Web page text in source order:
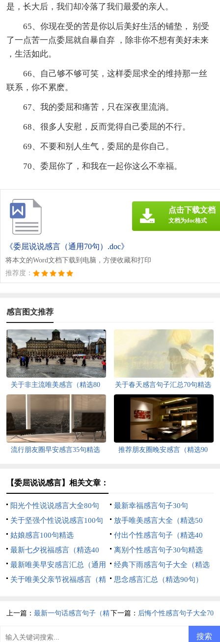
是，长大后，我们却冷落了我们最爱的亲人。
65、你现在受的苦是你以后美好生活的铺垫， 别受
了一点苦一点委屈就自暴自弃 ，除非你不想有美好未来
，生活如此。
66、自己够不够可笑，这样委屈求全的维持那一丝
联系，你不累麽。
67、我的委屈和痛苦，只在深夜里流淌。
68、很多人安慰，反而觉得自己委屈的不行。
69、不要和别人生气，委屈的是你自己。
70、委屈你了，和我在一起你这么不幸福。
《委屈说说感言（通用70句）.doc》
将本文的Word文档下载到电脑，方便收藏和打印
推荐度：
点击下载文档
文档为doc格式
感言图文推荐
关于非主流唯美感言（精选80
句）
关于春天感言句子汇总70句精选
流行朋友圈早安感言35句精选
推荐朋友圈晚安感言（精选90
【委屈说说感言】相关文章：
阳光个性说说感言大全80句
最新幸福感言句子30句
关于坚强个性说说感言100句
精选
放手唯美感言大全（精选50
句）
姑娘感言100句精选
付出个性感言句子（精选40
句）
最新七夕祝福感言（精选40
句）
离别个性感言句子30句精选
最新唯美早安感言汇总（通用
150句）
经典下雨感言句子大全（精选
60句）
关于唯美父亲节祝福感言（精
思念感言汇总（精选90句）
上一篇：最新一句话感言句子（精下一篇： 后悔个性感言句子大全70